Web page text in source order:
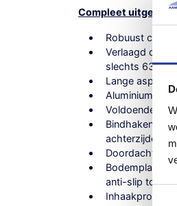
Compleet
Robuust
Verlaagd
slechts 63 cm
Lange aspadden
Aluminium
Voldoende
Bindhaken
achterzijde)
Doordachte
Bodemplaat
anti-slip
Inhaakprofiel